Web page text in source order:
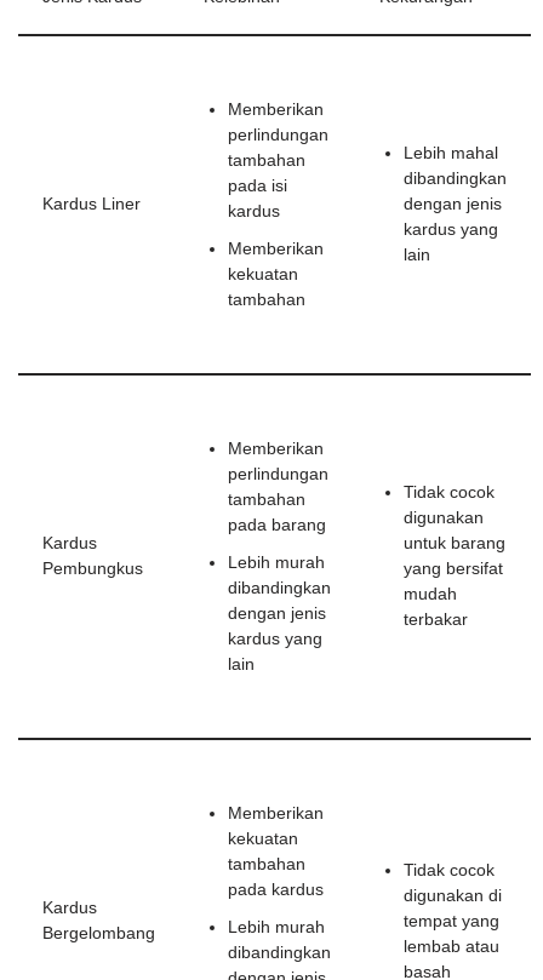
Kardus Liner
Memberikan
perlindungan
tambahan
pada isi
kardus
Memberikan
kekuatan
tambahan
Lebih mahal
dibandingkan
dengan jenis
kardus yang
lain
Kardus
Pembungkus
Memberikan
perlindungan
tambahan
pada barang
Lebih murah
dibandingkan
dengan jenis
kardus yang
lain
Tidak cocok
digunakan
untuk barang
yang bersifat
mudah
terbakar
Kardus
Bergelombang
Memberikan
kekuatan
tambahan
pada kardus
Lebih murah
dibandingkan
Tidak cocok
digunakan di
tempat yang
lembab atau
basah